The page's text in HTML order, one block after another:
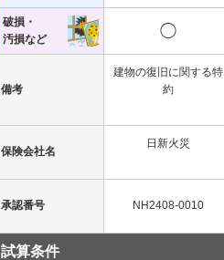
破損・
汚損など
◯
備考
建物の復旧に関する特
約
保険会社名
日新火災
承認番号 NH2408-0010
試算条件